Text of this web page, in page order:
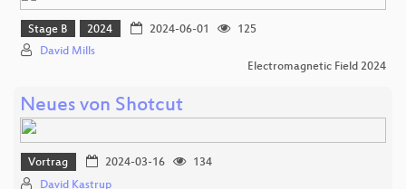
Stage B 2024 2024-06-01
125
David Mills
Electromagnetic Field 2024
Neues von Shotcut
Vortrag 2024-03-16
134
David Kastrup